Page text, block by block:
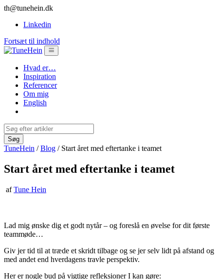
th@tunehein.dk
Linkedin
Fortsæt til indhold
Hvad er…
Inspiration
Referencer
Om mig
English
TuneHein /Blog / Start året med eftertanke i teamet
Start året med eftertanke i teamet
af Tune Hein
Lad mig ønske dig et godt nytår – og foreslå en øvelse for dit første
teammøde…
Giv jer tid til at træde et skridt tilbage og se jer selv lidt på afstand og
med andet end hverdagens travle perspektiv.
Her er nogle bud på vigtige refleksioner I kan gøre: